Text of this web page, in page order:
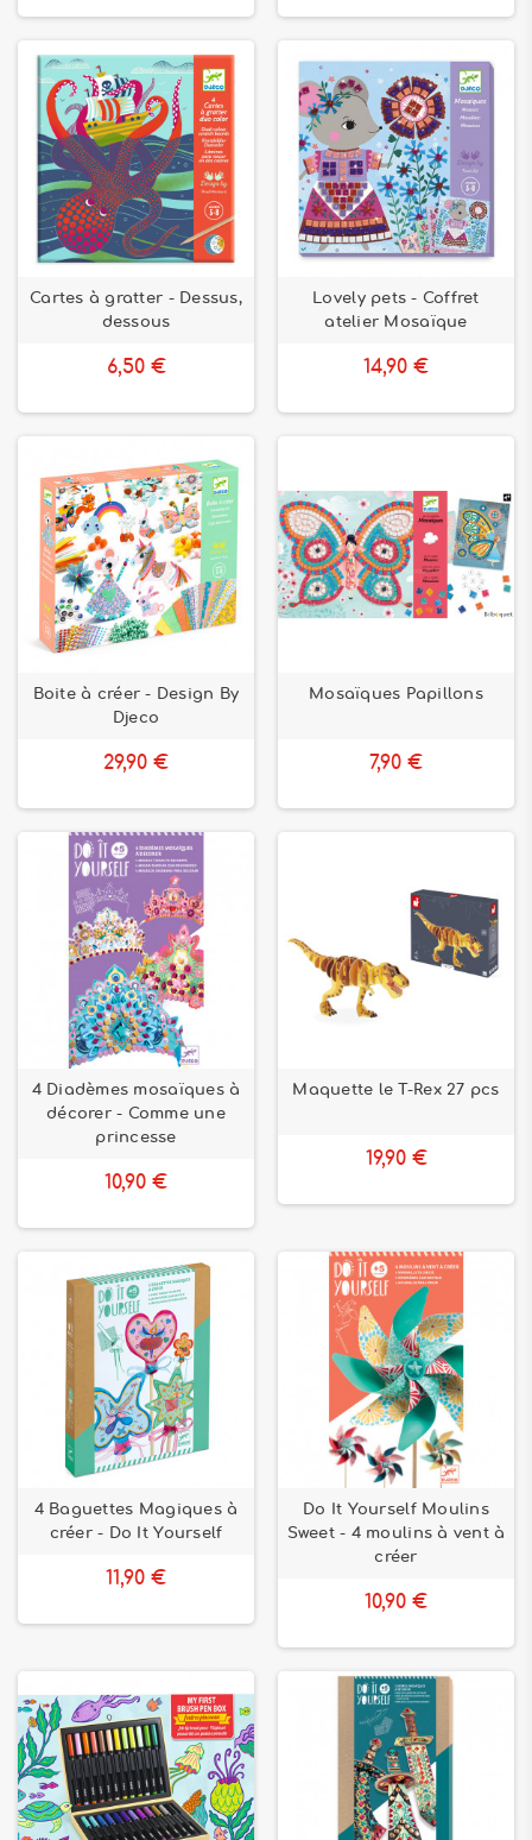
Cartes à gratter - Dessus,
dessous
6,50 €
Lovely pets - Coffret
atelier Mosaïque
14,90 €
Boite à créer - Design By
Djeco
29,90 €
Mosaïques Papillons
7,90 €
4 Diadèmes mosaïques à
décorer - Comme une
princesse
10,90 €
Maquette le T-Rex 27 pcs
19,90 €
4 Baguettes Magiques à
créer - Do It Yourself
11,90 €
Do It Yourself Moulins
Sweet - 4 moulins à vent à
créer
10,90 €